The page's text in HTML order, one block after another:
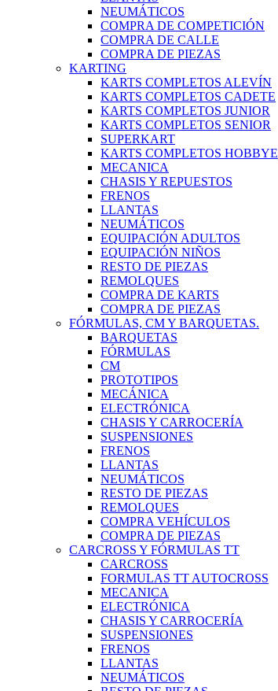
NEUMÁTICOS
COMPRA DE COMPETICIÓN
COMPRA DE CALLE
COMPRA DE PIEZAS
KARTING
KARTS COMPLETOS ALEVÍN
KARTS COMPLETOS CADETE
KARTS COMPLETOS JUNIOR
KARTS COMPLETOS SENIOR
SUPERKART
KARTS COMPLETOS HOBBYE
MECANICA
CHASIS Y REPUESTOS
FRENOS
LLANTAS
NEUMÁTICOS
EQUIPACIÓN ADULTOS
EQUIPACIÓN NIÑOS
RESTO DE PIEZAS
REMOLQUES
COMPRA DE KARTS
COMPRA DE PIEZAS
FÓRMULAS, CM Y BARQUETAS.
BARQUETAS
FÓRMULAS
CM
PROTOTIPOS
MECÁNICA
ELECTRÓNICA
CHASIS Y CARROCERÍA
SUSPENSIONES
FRENOS
LLANTAS
NEUMÁTICOS
RESTO DE PIEZAS
REMOLQUES
COMPRA VEHÍCULOS
COMPRA DE PIEZAS
CARCROSS Y FÓRMULAS TT
CARCROSS
FORMULAS TT AUTOCROSS
MECANICA
ELECTRÓNICA
CHASIS Y CARROCERÍA
SUSPENSIONES
FRENOS
LLANTAS
NEUMÁTICOS